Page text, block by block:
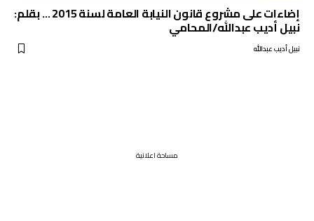
إضاءات على مشروع قانون النيابة العامة لسنة 2015 … بقلم:
نبيل أديب عبدالله/المحامي
نبيل أديب عبدالله
مساحة اعلانية